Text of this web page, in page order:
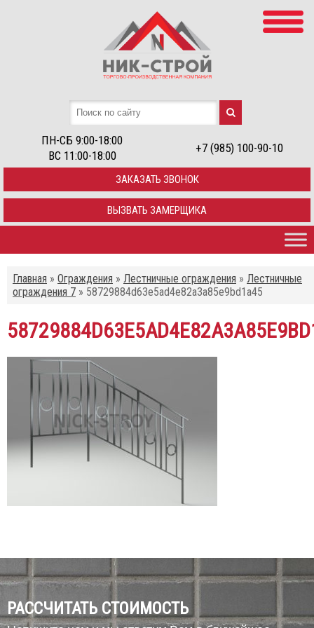
ПН-СБ 9:00-18:00
ВС 11:00-18:00
+7 (985) 100-90-10
ЗАКАЗАТЬ ЗВОНОК
ВЫЗВАТЬ ЗАМЕРЩИКА
Главная » Ограждения » Лестничные ограждения » Лестничные
ограждения 7 » 58729884d63e5ad4e82a3a85e9bd1a45
РАССЧИТАТЬ СТОИМОСТЬ